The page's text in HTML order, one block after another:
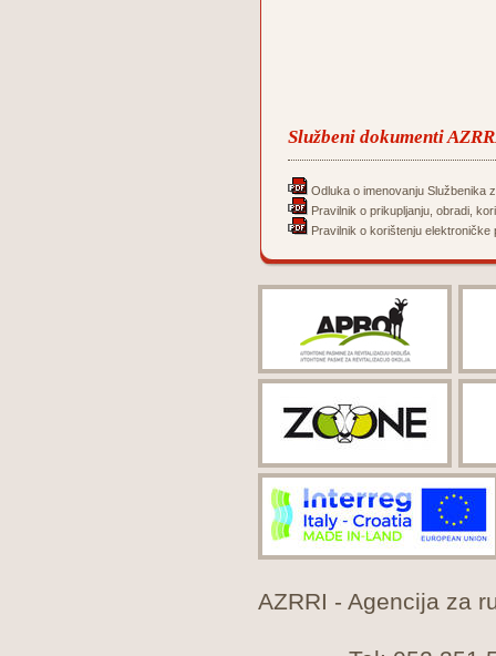
Službeni dokumenti
Odluka o imenovanju Službenika
Pravilnik o prikupljanju, obradi,
Pravilnik o korištenju elektroničke
AZRRI - Agencija za